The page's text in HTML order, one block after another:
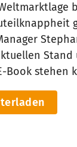
Book stehen